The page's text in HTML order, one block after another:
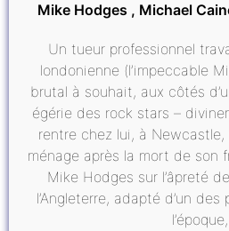
Mike Hodges , Michael
Un tueur professionnel
londonienne (l’impeccable
brutal à souhait, aux côtés
égérie des rock stars –
rentre chez lui, à
ménage après la mort de son
Mike Hodges sur l’âpreté
l’Angleterre, adapté d’un
l’époque,